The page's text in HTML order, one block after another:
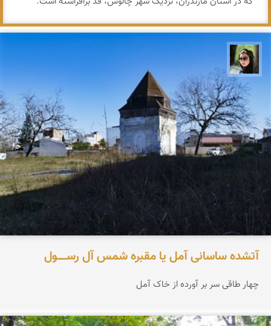
آتشده ساسانی آمل یا مقبره شمس آل‌ رســـــول
چهار طاقی سر بر آورده از خاک آمل